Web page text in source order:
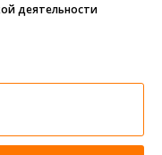
деятельности